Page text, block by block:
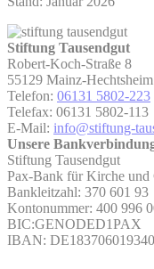
Stiftung Tausendgut
Robert-Koch-Straße 8
55129 Mainz-Hechtsheim
Telefon: 06131 5802-223
Telefax: 06131 5802-113
E-Mail: info@stiftung-
Unsere
Stiftung Tausendgut
Pax-Bank für Kirche und
Bankleitzahl: 370 601 93
Kontonummer: 400 996
BIC:GENODED1PAX
IBAN: